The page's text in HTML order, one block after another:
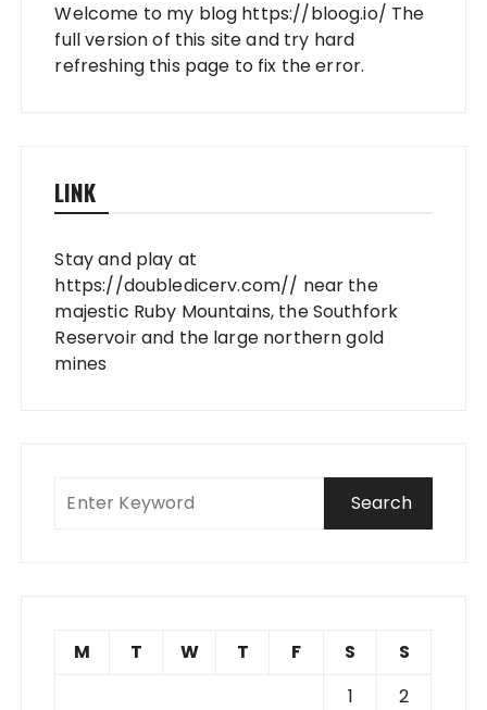
Welcome to my blog https://bloog.io/ The
full version of this site and try hard
refreshing this page to fix the error.
LINK
Stay and play at
https://doubledicerv.com// near the
majestic Ruby Mountains, the Southfork
Reservoir and the large northern gold
mines
M T W T F S
S
1
2